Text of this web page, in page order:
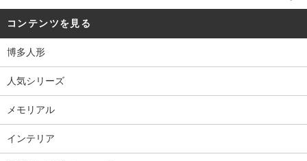
コンテンツを見る
博多人形
人気シリーズ
メモリアル
インテリア